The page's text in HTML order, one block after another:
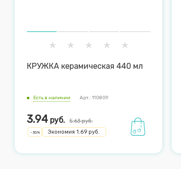
КРУЖКА керамическая 440 мл
Есть в наличии Арт.: 110809
3.94 руб. 5.63руб.
-30% Экономия 1.69 руб.